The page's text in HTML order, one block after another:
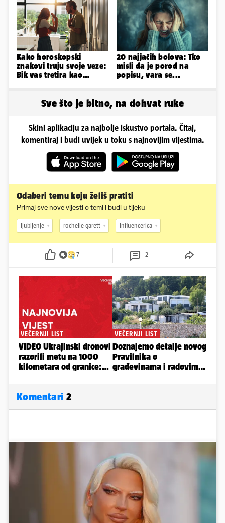
obline
muško...
Kako horoskopski
znakovi truju svoje veze:
Bik vas tretira kao
20 najjačih bolova: Tko
misli da je porod na
popisu, vara se...
Sve što je bitno, na dohvat ruke
Skini aplikaciju za najbolje iskustvo portala. Čitaj,
komentiraj i budi uvijek u toku s najnovijim vijestima.
Odaberi temu koju želiš pratiti
Primaj sve nove vijesti o temi i budi u tijeku
ljubljenje rochelle garett influencerica
7 2
Komentari 2